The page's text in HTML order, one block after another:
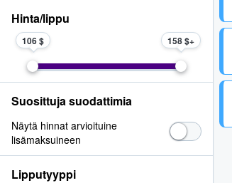
Hinta/lippu
106 $ 158 $
Suosittuja suodattimia
Näytä hinnat arvioituine
lisämaksuineen
Lipputyyppi